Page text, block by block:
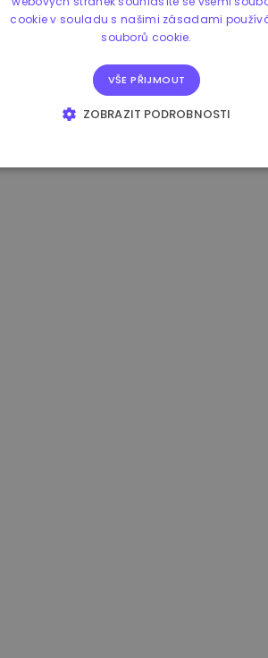
0.084060000 € +6.10%
cookie v souladu s našimi zásadami
souborů cookie.
VŠE PŘIJMOUT
ZOBRAZIT PODROBNOSTI